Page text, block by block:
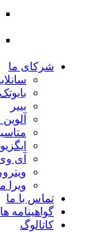
شرکای ما
بایوتک
بییر
آی
ویرا
تماس با ما
گواهینامه ها
کاتالوگ